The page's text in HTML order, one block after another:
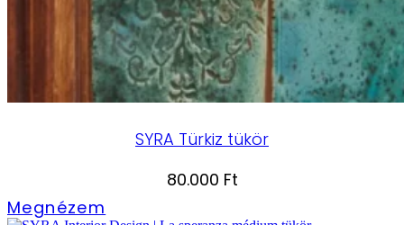
SYRA Türkiz tükör
80.000 Ft
Megnézem